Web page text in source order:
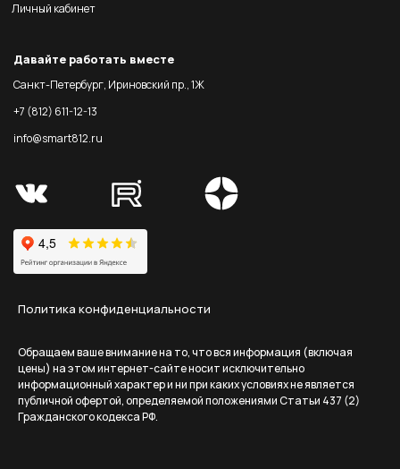
Личный кабинет
Давайте работать вместе
Санкт-Петербург, Ириновский пр., 1Ж
+7 (812) 611-12-13
info@smart812.ru
Политика конфиденциальности
Обращаем ваше внимание на то, что вся информация (включая
цены) на этом интернет-сайте носит исключительно
информационный характер и ни при каких условиях не является
публичной офертой, определяемой положениями Статьи 437 (2)
Гражданского кодекса РФ.